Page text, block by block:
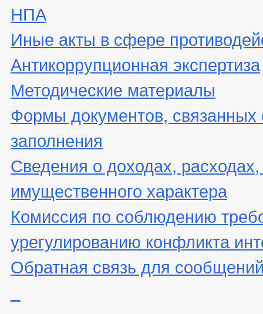
НПА
Иные акты в сфере
Антикоррупционная экспертиза
Методические материалы
Формы документов, связанных
заполнения
Сведения о доходах,
имущественного характера
Комиссия по соблюдению
урегулированию конфликта
Обратная связь для